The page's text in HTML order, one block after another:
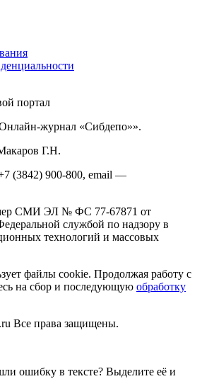
портал
журнал «Сибдепо»».
Г.Н.
(3842) 900-800, email —
СМИ ЭЛ № ФС 77-67871 от
службой по надзору в
технологий и массовых
файлы cookie. Продолжая работу с
на сбор и последующую обработку
Все права защищены.
ошибку в тексте? Выделите её и